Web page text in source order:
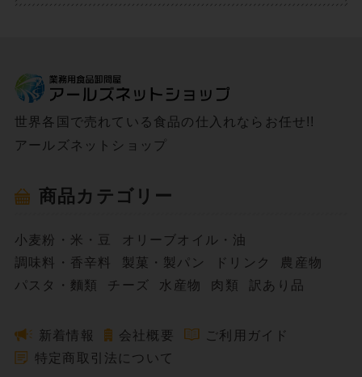
世界各国で売れている食品の仕入れならお任せ!!
アールズネットショップ
商品カテゴリー
小麦粉・米・豆
オリーブオイル・油
調味料・香辛料
製菓・製パン ドリンク
農産物
パスタ・麵類
チーズ 水産物 肉類 訳あり品
新着情報 会社概要
ご利用ガイド
特定商取引法について